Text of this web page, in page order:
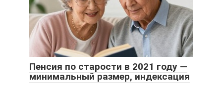
Пенсия по старости в 2021 году —
минимальный размер, индексация